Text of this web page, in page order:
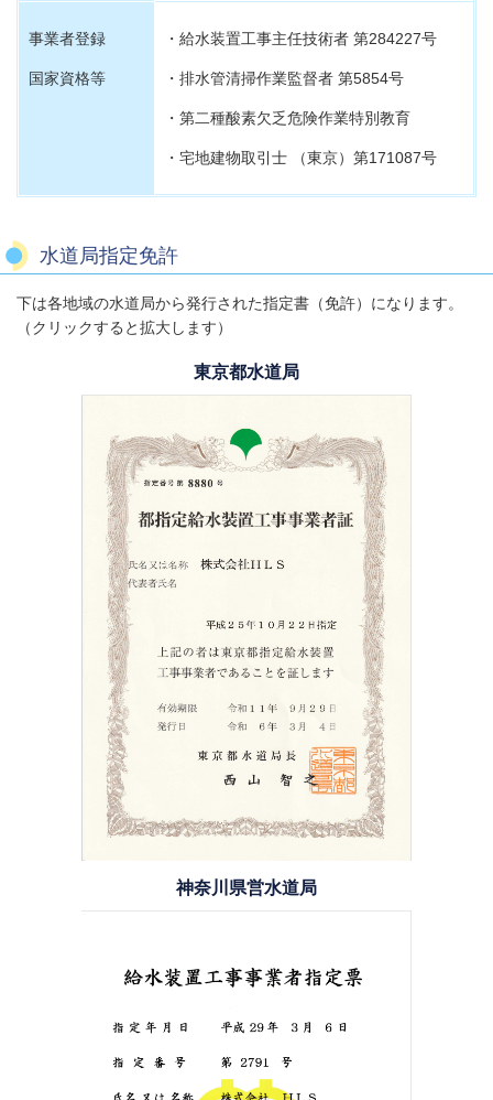
事業者登録
国家資格等
・ 給水装置工事主任技術者 第284227号
・排水管清掃作業監督者 第5854号
・第二種酸素欠乏危険作業特別教育
・宅地建物取引士 （東京）第171087号
水道局指定免許
下は各地域の水道局から発行された指定書（免許）になります。
（クリックすると拡大します）
東京都水道局
神奈川県営水道局